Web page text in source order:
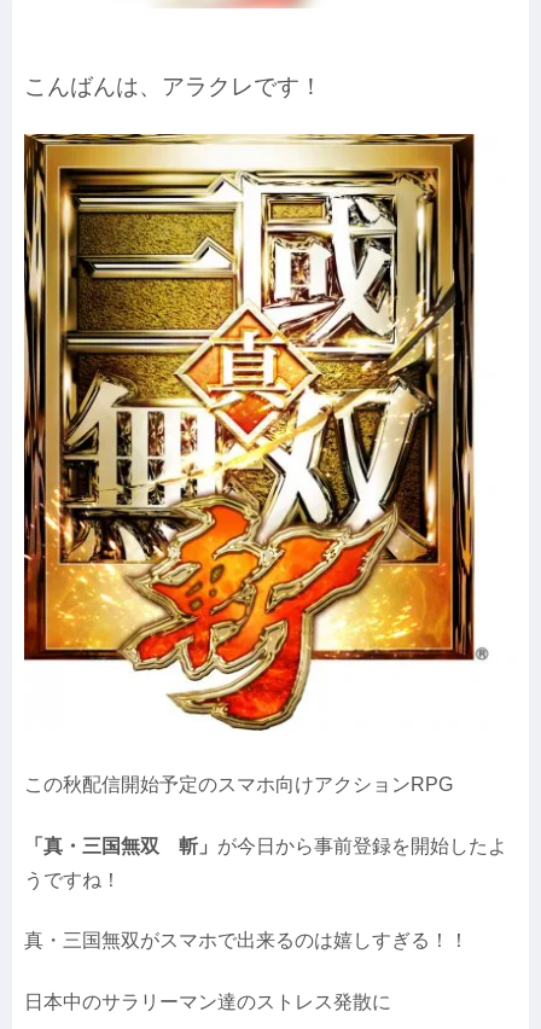
こんばんは、アラクレです！
この秋配信開始予定のスマホ向けアクションRPG
「真・三国無双 斬」 が今日から事前登録を開始したよ
うですね！
真・三国無双がスマホで出来るのは嬉しすぎる！！
日本中のサラリーマン達のストレス発散に